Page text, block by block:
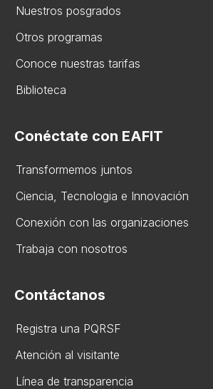
Nuestros posgrados
Otros programas
Conoce nuestras tarifas
Biblioteca
Conéctate con EAFIT
Transformemos juntos
Ciencia, Tecnologia e Innovación
Conexión con las organizaciones
Trabaja con nosotros
Contáctanos
Registra una PQRSF
Atención al visitante
Línea de transparencia